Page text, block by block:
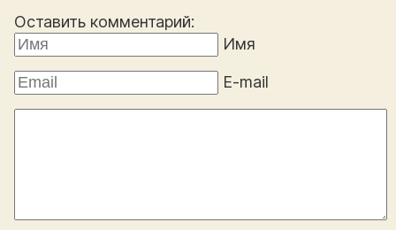
Оставить комментарий:
Имя
E-mail